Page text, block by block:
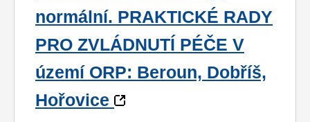
normální. PRAKTICKÉ RADY
PRO ZVLÁDNUTÍ PÉČE V
území ORP: Beroun, Dobříš,
Hořovice